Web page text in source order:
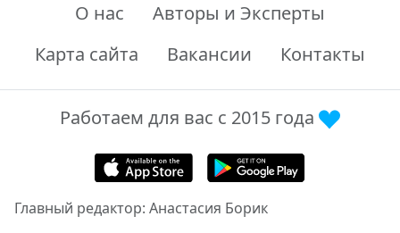
О нас
Авторы и Эксперты
Карта сайта
Вакансии Контакты
Работаем для вас с 2015 года
Главный редактор: Анастасия Борик